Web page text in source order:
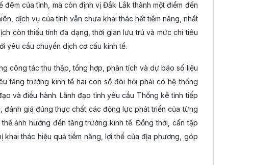
của tỉnh, mà còn định vị Đắk Lắk thành một điểm đến
dịch vụ của tỉnh vẫn chưa khai thác hết tiềm năng, nhất
còn thiếu tính đa dạng, thời gian lưu trú và mức chi tiêu
yêu cầu chuyển dịch cơ cấu kinh tế.
công tác thu thập, tổng hợp, phân tích và dự báo số liệu
tăng trưởng kinh tế hai con số đòi hỏi phải có hệ thống
và điều hành. Lãnh đạo tỉnh yêu cầu Thống kê tỉnh tiếp
giá đúng thực chất các động lực phát triển của từng
ảnh hưởng đến tăng trưởng kinh tế. Đồng thời, cần tập
thác hiệu quả tiềm năng, lợi thế của địa phương, góp